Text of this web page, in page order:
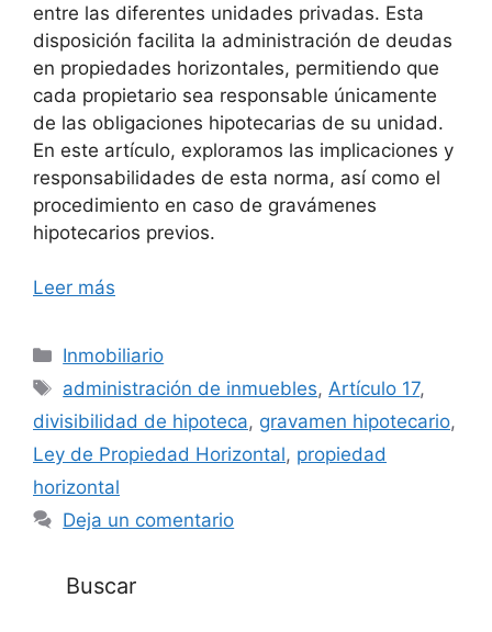
entre las diferentes unidades privadas. Esta
disposición facilita la administración de deudas
en propiedades horizontales, permitiendo que
cada propietario sea responsable únicamente
de las obligaciones hipotecarias de su unidad.
En este artículo, exploramos las implicaciones y
responsabilidades de esta norma, así como el
procedimiento en caso de gravámenes
hipotecarios previos.
Leer más
Categorías
Inmobiliario
Etiquetas
administración de inmuebles,Artículo 17,
divisibilidad de hipoteca, gravamen hipotecario,
Ley de Propiedad Horizontal, propiedad
horizontal
Deja un comentario
Buscar